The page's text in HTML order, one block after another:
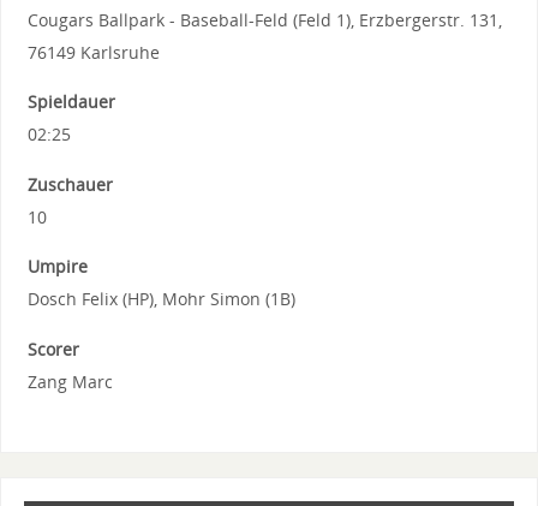
Cougars Ballpark - Baseball-Feld (Feld 1), Erzbergerstr. 131,
76149 Karlsruhe
Spieldauer
02:25
Zuschauer
10
Umpire
Dosch Felix (HP), Mohr Simon (1B)
Scorer
Zang Marc